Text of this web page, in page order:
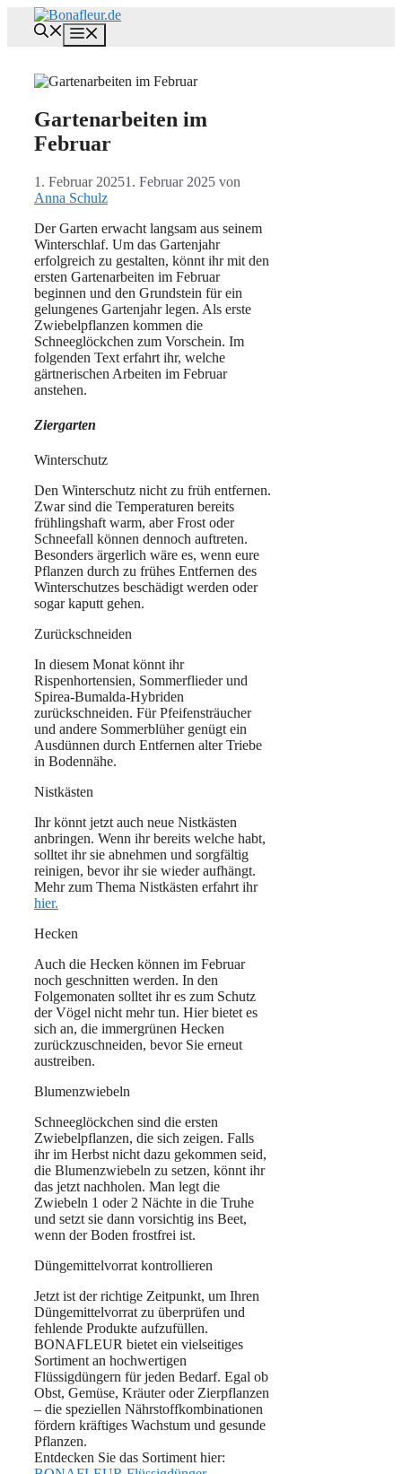
Inhalt
Gartenarbeiten im
Februar
1. Februar 20251. Februar 2025 von
Anna Schulz
Der Garten erwacht langsam aus seinem
Winterschlaf. Um das Gartenjahr
erfolgreich zu gestalten, könnt ihr mit den
ersten Gartenarbeiten im Februar
beginnen und den Grundstein für ein
gelungenes Gartenjahr legen. Als erste
Zwiebelpflanzen kommen die
Schneeglöckchen zum Vorschein. Im
folgenden Text erfahrt ihr, welche
gärtnerischen Arbeiten im Februar
anstehen.
Ziergarten
Winterschutz
Den Winterschutz nicht zu früh entfernen.
Zwar sind die Temperaturen bereits
frühlingshaft warm, aber Frost oder
Schneefall können dennoch auftreten.
Besonders ärgerlich wäre es, wenn eure
Pflanzen durch zu frühes Entfernen des
Winterschutzes beschädigt werden oder
sogar kaputt gehen.
Zurückschneiden
In diesem Monat könnt ihr
Rispenhortensien, Sommerflieder und
Spirea-Bumalda-Hybriden
zurückschneiden. Für Pfeifensträucher
und andere Sommerblüher genügt ein
Ausdünnen durch Entfernen alter Triebe
in Bodennähe.
Nistkästen
Ihr könnt jetzt auch neue Nistkästen
anbringen. Wenn ihr bereits welche habt,
solltet ihr sie abnehmen und sorgfältig
reinigen, bevor ihr sie wieder aufhängt.
Mehr zum Thema Nistkästen erfahrt ihr
hier.
Hecken
Auch die Hecken können im Februar
noch geschnitten werden. In den
Folgemonaten solltet ihr es zum Schutz
der Vögel nicht mehr tun. Hier bietet es
sich an, die immergrünen Hecken
zurückzuschneiden, bevor Sie erneut
austreiben.
Blumenzwiebeln
Schneeglöckchen sind die ersten
Zwiebelpflanzen, die sich zeigen. Falls
ihr im Herbst nicht dazu gekommen seid,
die Blumenzwiebeln zu setzen, könnt ihr
das jetzt nachholen. Man legt die
Zwiebeln 1 oder 2 Nächte in die Truhe
und setzt sie dann vorsichtig ins Beet,
wenn der Boden frostfrei ist.
Düngemittelvorrat kontrollieren
Jetzt ist der richtige Zeitpunkt, um Ihren
Düngemittelvorrat zu überprüfen und
fehlende Produkte aufzufüllen.
BONAFLEUR bietet ein vielseitiges
Sortiment an hochwertigen
Flüssigdüngern für jeden Bedarf. Egal ob
Obst, Gemüse, Kräuter oder Zierpflanzen
– die speziellen Nährstoffkombinationen
fördern kräftiges Wachstum und gesunde
Pflanzen.
Entdecken Sie das Sortiment hier: